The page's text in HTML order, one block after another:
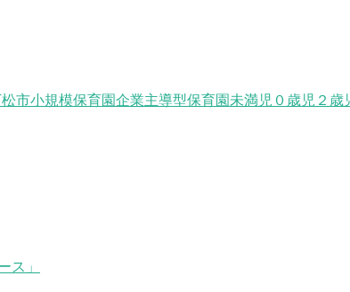
市小規模保育園企業主導型保育園未満児０歳児 ２歳
」